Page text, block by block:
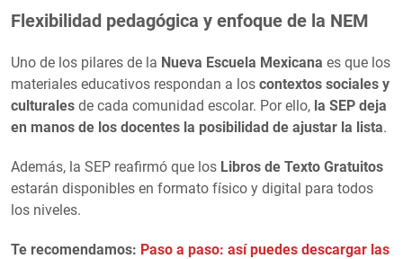
Flexibilidad pedagógica y enfoque de la NEM
Uno de los pilares de la Nueva Escuela Mexicana es que los
materiales educativos respondan a los contextos sociales y
culturales de cada comunidad escolar. Por ello, la SEP deja
en manos de los docentes la posibilidad de ajustar la lista.
Además, la SEP reafirmó que los Libros de Texto Gratuitos
estarán disponibles en formato físico y digital para todos
los niveles.
Te recomendamos: Paso a paso: así puedes descargar las